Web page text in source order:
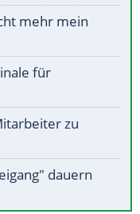
mehr mein
für
zu
dauern